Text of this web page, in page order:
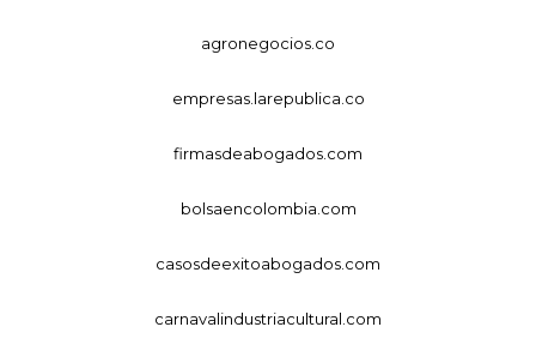
agronegocios.co
empresas.larepublica.co
firmasdeabogados.com
bolsaencolombia.com
casosdeexitoabogados.com
carnavalindustriacultural.com